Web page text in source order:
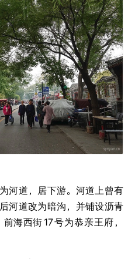
河道，居下游。河道上曾有
河道改为暗沟，并铺设沥青
前海西街 17号为恭亲王府，